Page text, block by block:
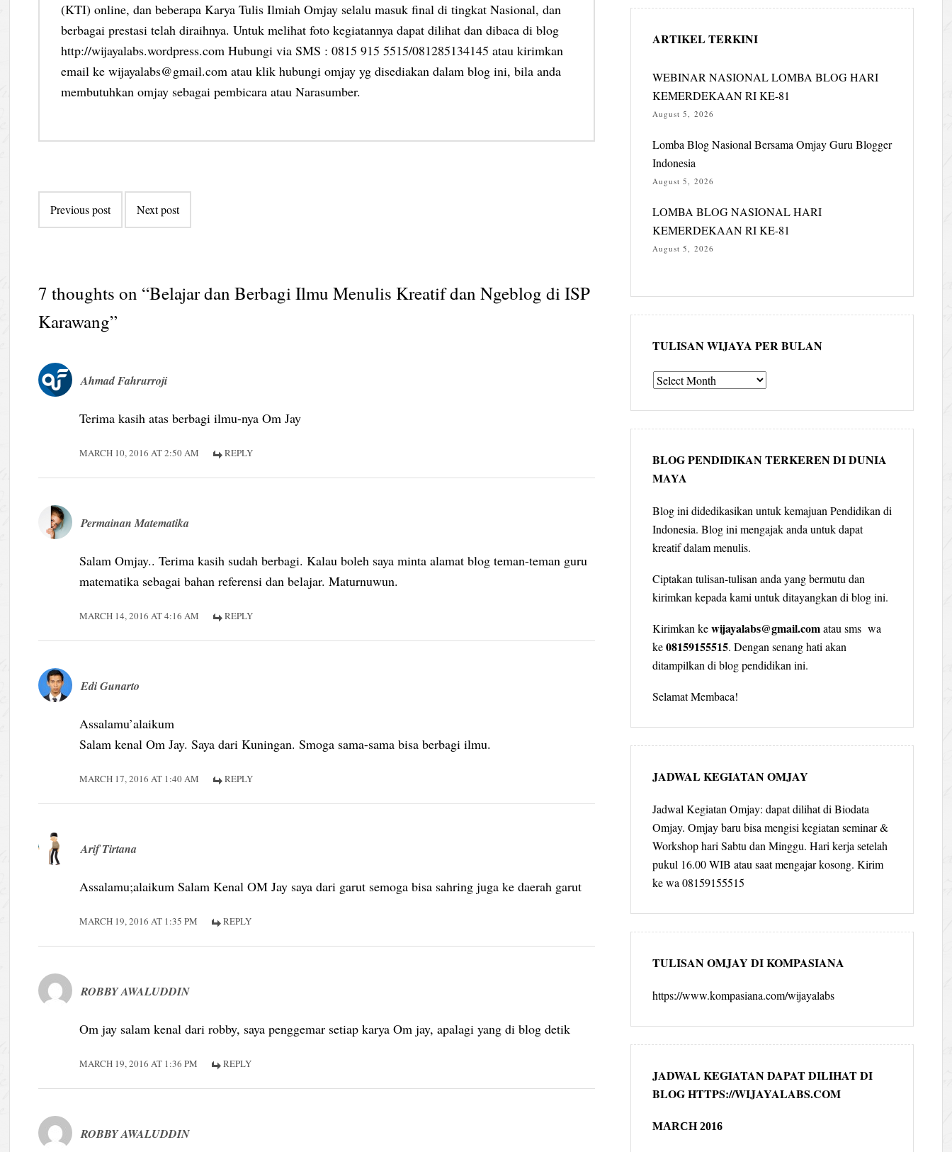
(KTI) online, dan beberapa Karya Tulis Ilmiah Omjay selalu masuk final di tingkat Nasional, dan
berbagai prestasi telah diraihnya. Untuk melihat foto kegiatannya dapat dilihat dan dibaca di blog
http://wijayalabs.wordpress.com Hubungi via SMS : 0815 915 5515/081285134145 atau kirimkan
email ke wijayalabs@gmail.com atau klik hubungi omjay yg disediakan dalam blog ini, bila anda
membutuhkan omjay sebagai pembicara atau Narasumber.
Post
navigation
Previous post Next post
7 thoughts on “Belajar dan Berbagi Ilmu Menulis Kreatif dan Ngeblog di ISP
Karawang”
Ahmad Fahrurroji
Terima kasih atas berbagi ilmu-nya Om Jay
MARCH 10, 2016 AT 2:50 AM REPLY
Permainan Matematika
Salam Omjay.. Terima kasih sudah berbagi. Kalau boleh saya minta alamat blog teman-teman guru
matematika sebagai bahan referensi dan belajar. Maturnuwun.
MARCH 14, 2016 AT 4:16 AM REPLY
Edi Gunarto
Assalamu’alaikum
Salam kenal Om Jay. Saya dari Kuningan. Smoga sama-sama bisa berbagi ilmu.
MARCH 17, 2016 AT 1:40 AM REPLY
Arif Tirtana
Assalamu;alaikum Salam Kenal OM Jay saya dari garut semoga bisa sahring juga ke daerah garut
MARCH 19, 2016 AT 1:35 PM REPLY
ROBBY AWALUDDIN
Om jay salam kenal dari robby, saya penggemar setiap karya Om jay, apalagi yang di blog detik
MARCH 19, 2016 AT 1:36 PM REPLY
ROBBY AWALUDDIN
ARTIKEL TERKINI
WEBINAR NASIONAL LOMBA BLOG HARI
KEMERDEKAAN RI KE-81
August 5, 2026
Lomba Blog Nasional Bersama Omjay Guru Blogger
Indonesia
August 5, 2026
LOMBA BLOG NASIONAL HARI
KEMERDEKAAN RI KE-81
August 5, 2026
TULISAN WIJAYA PER BULAN
Tulisan
per
bulan
BLOG PENDIDIKAN TERKEREN DI DUNIA
MAYA
Blog ini didedikasikan untuk kemajuan Pendidikan di
Indonesia. Blog ini mengajak anda untuk dapat
kreatif dalam menulis.
Ciptakan tulisan-tulisan anda yang bermutu dan
kirimkan kepada kami untuk ditayangkan di blog ini.
Kirimkan kewijayalabs@gmail.comatau sms wa
ke08159155515. Dengan senang hati akan
ditampilkan di blog pendidikan ini.
Selamat Membaca!
JADWAL KEGIATAN OMJAY
Jadwal Kegiatan Omjay: dapat dilihat di Biodata
Omjay. Omjay baru bisa mengisi kegiatan seminar &
Workshop hari Sabtu dan Minggu. Hari kerja setelah
pukul 16.00 WIB atau saat mengajar kosong. Kirim
ke wa 08159155515
TULISAN OMJAY DI KOMPASIANA
https://www.kompasiana.com/wijayalabs
JADWAL KEGIATAN DAPAT DILIHAT DI
BLOG HTTPS://WIJAYALABS.COM
MARCH 2016